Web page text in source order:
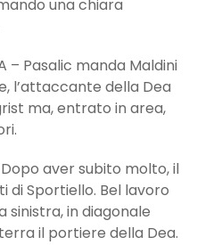
una chiara
– Pasalic manda Maldini
l’attaccante della Dea
ma, entrato in area,
Dopo aver subito molto, il
di Sportiello. Bel lavoro
sinistra, in diagonale
il portiere della Dea.